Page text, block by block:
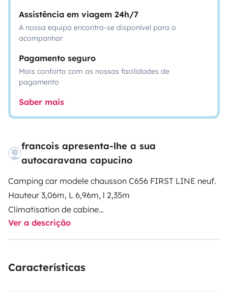
Assistência em viagem 24h/7
A nossa equipa encontra-se disponível para o
acompanhar
Pagamento seguro
Mais conforto com as nossas facilidades de
pagamento
Saber mais
francois apresenta-lhe a sua
autocaravana capucino
Camping car modele chausson C656 FIRST LINE neuf.
Hauteur 3,06m, L 6,96m, l 2,35m
Climatisation de cabine
Double airbag
Eco pack fiat
Pré-équipement TV
Ver a descrição
Características